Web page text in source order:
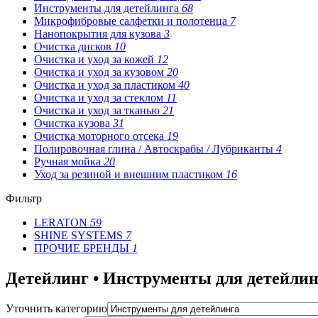
Инструменты для детейлинга 68
Микрофибровые салфетки и полотенца 7
Нанопокрытия для кузова 3
Очистка дисков 10
Очистка и уход за кожей 12
Очистка и уход за кузовом 20
Очистка и уход за пластиком 40
Очистка и уход за стеклом 11
Очистка и уход за тканью 21
Очистка кузова 31
Очистка моторного отсека 19
Полировочная глина / Автоскрабы / Лубриканты 4
Ручная мойка 20
Уход за резиной и внешним пластиком 16
Фильтр
LERATON 59
SHINE SYSTEMS 7
ПРОЧИЕ БРЕНДЫ 1
Детейлинг • Инструменты для
Уточнить категорию